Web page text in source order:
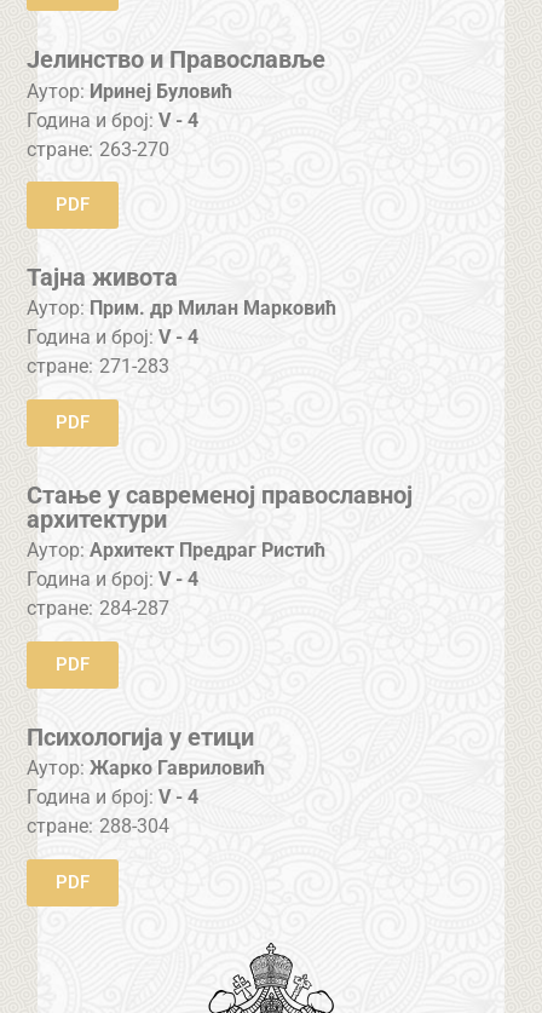
Јелинство и Православље
Аутор: Иринеј Буловић
Година и број:V - 4
стране: 263-270
PDF
Тајна живота
Аутор: Прим. др Милан Марковић
Година и број:V - 4
стране: 271-283
PDF
Стање у савременој православној
архитектури
Аутор: Архитект Предраг Ристић
Година и број:V - 4
стране: 284-287
PDF
Психологија у етици
Аутор: Жарко Гавриловић
Година и број:V - 4
стране: 288-304
PDF